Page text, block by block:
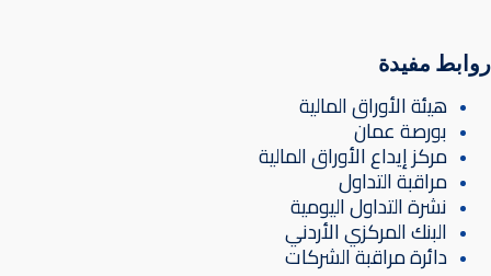
روابط مفيدة
هيئة الأوراق المالية
بورصة عمان
مركز إيداع الأوراق المالية
مراقبة التداول
نشرة التداول اليومية
البنك المركزي الأردني
دائرة مراقبة الشركات